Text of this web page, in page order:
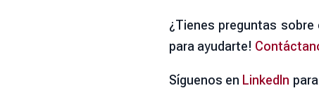
¿Tienes preguntas
para ayudarte!
Síguenos en LinkedIn